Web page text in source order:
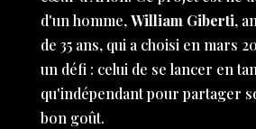
d'un homme,William Giberti,
de 35 ans, qui a choisi en mars
un défi : celui de se lancer en
qu'indépendant pour partager
bon goût.